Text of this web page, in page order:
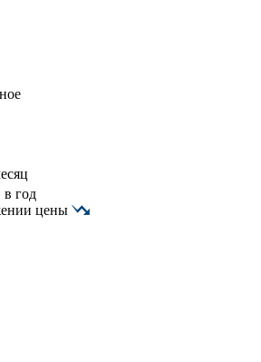
в год
цены